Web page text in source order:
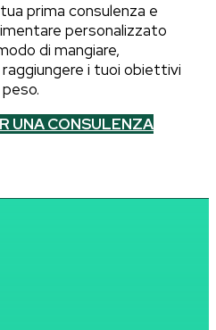
prima consulenza e
personalizzato
di mangiare,
i tuoi obiettivi
UNA CONSULENZA